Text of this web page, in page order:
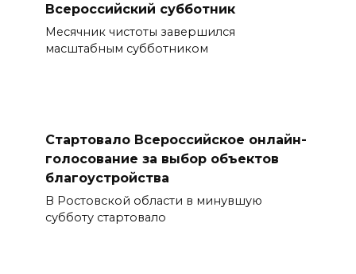
Всероссийский субботник
Месячник чистоты завершился
масштабным субботником
Стартовало Всероссийское онлайн-
голосование за выбор объектов
благоустройства
В Ростовской области в минувшую
субботу стартовало